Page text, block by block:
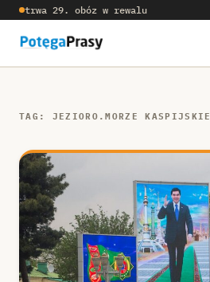
trwa 29. obóz w rewalu
TAG: JEZIORO.MORZE KASPIJSKIE